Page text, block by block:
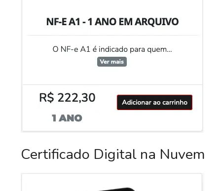
Certificado Digital na Nuvem